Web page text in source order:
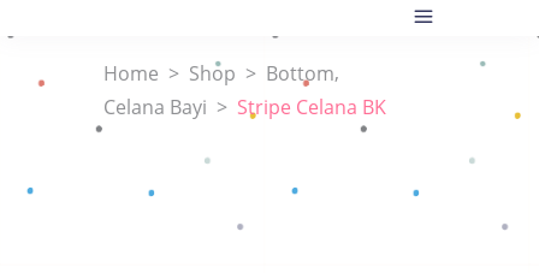
Home > Shop > Bottom,
Celana Bayi > Stripe Celana BK